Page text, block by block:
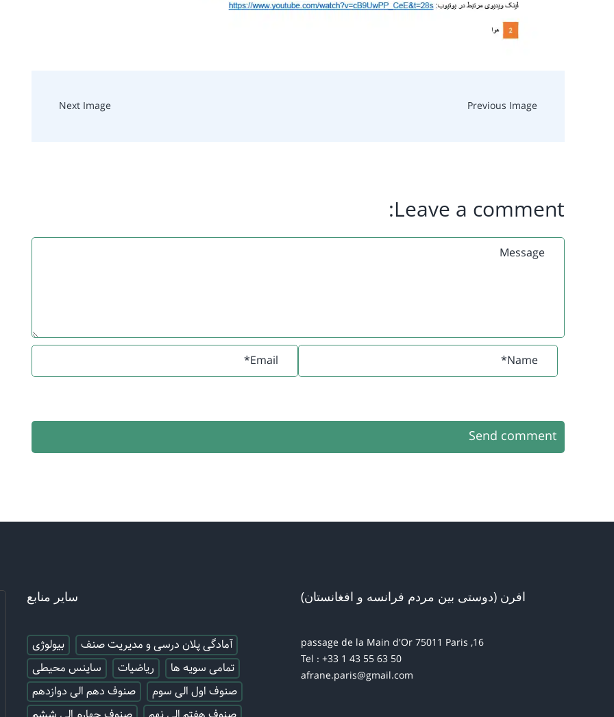
Previous Image
Next Image
Leave a comment:
Send comment
افرن (دوستی بین مردم فرانسه و افغانستان)
16, passage de la Main d'Or 75011 Paris
Tel : +33 1 43 55 63 50
afrane.paris@gmail.com
سایر منابع
آمادگی پلان درسی و مدیریت صنف
بیولوژی
تمامی سویه ها
ریاضیات
ساینس محیطی
صنوف اول الی سوم
صنوف دهم الی دوازدهم